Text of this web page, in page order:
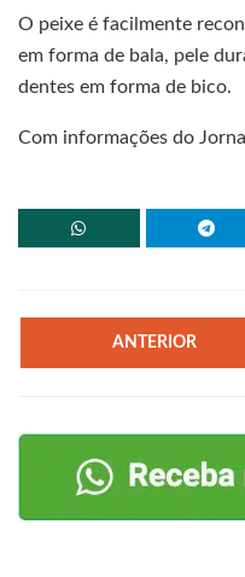
O peixe é facilmente
em forma de bala, pele
dentes em forma de bico.
Com informações do
ANTERIOR